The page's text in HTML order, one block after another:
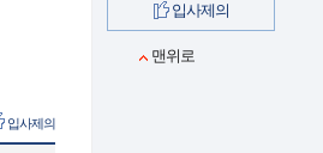
입사제의
입사제의
맨위로